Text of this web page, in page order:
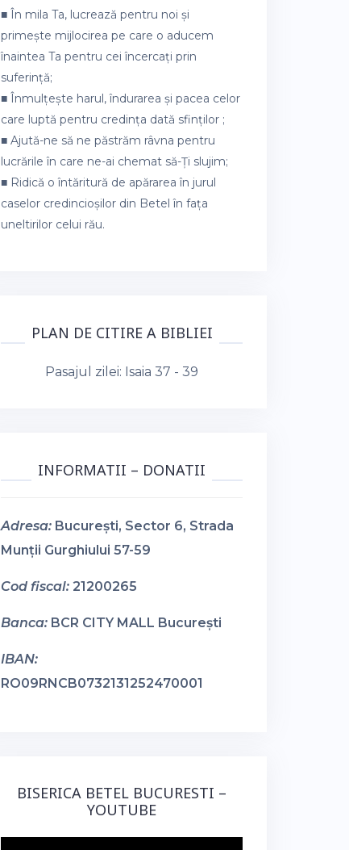
■ În mila Ta, lucrează pentru noi și
primește mijlocirea pe care o aducem
înaintea Ta pentru cei încercați prin
suferință;
■ Înmulțește harul, îndurarea și pacea celor
care luptă pentru credința dată sfinților ;
■ Ajută-ne să ne păstrăm râvna pentru
lucrările în care ne-ai chemat să-Ți slujim;
■ Ridică o întăritură de apărarea în jurul
caselor credincioșilor din Betel în fața
uneltirilor celui rău.
PLAN DE CITIRE A BIBLIEI
Pasajul zilei: Isaia 37 - 39
INFORMATII – DONATII
Adresa: București, Sector 6, Strada
Munții Gurghiului 57-59
Cod fiscal: 21200265
Banca: BCR CITY MALL București
IBAN:
RO09RNCB0732131252470001
BISERICA BETEL BUCURESTI –
YOUTUBE